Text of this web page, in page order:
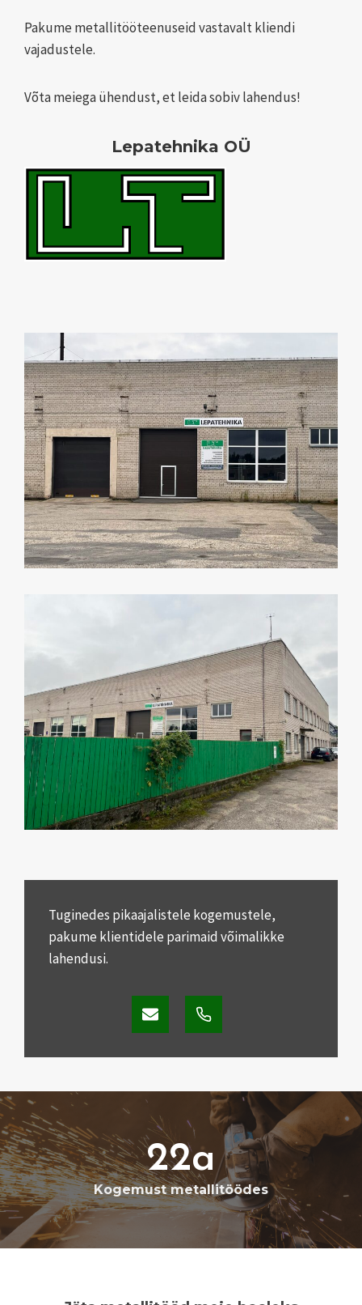
Pakume metallitööteenuseid vastavalt kliendi
vajadustele.
Võta meiega ühendust, et leida sobiv lahendus!
Lepatehnika OÜ
Tuginedes pikaajalistele kogemustele,
pakume klientidele parimaid võimalikke
lahendusi.
2
2
a
22a
Kogemust metallitöödes